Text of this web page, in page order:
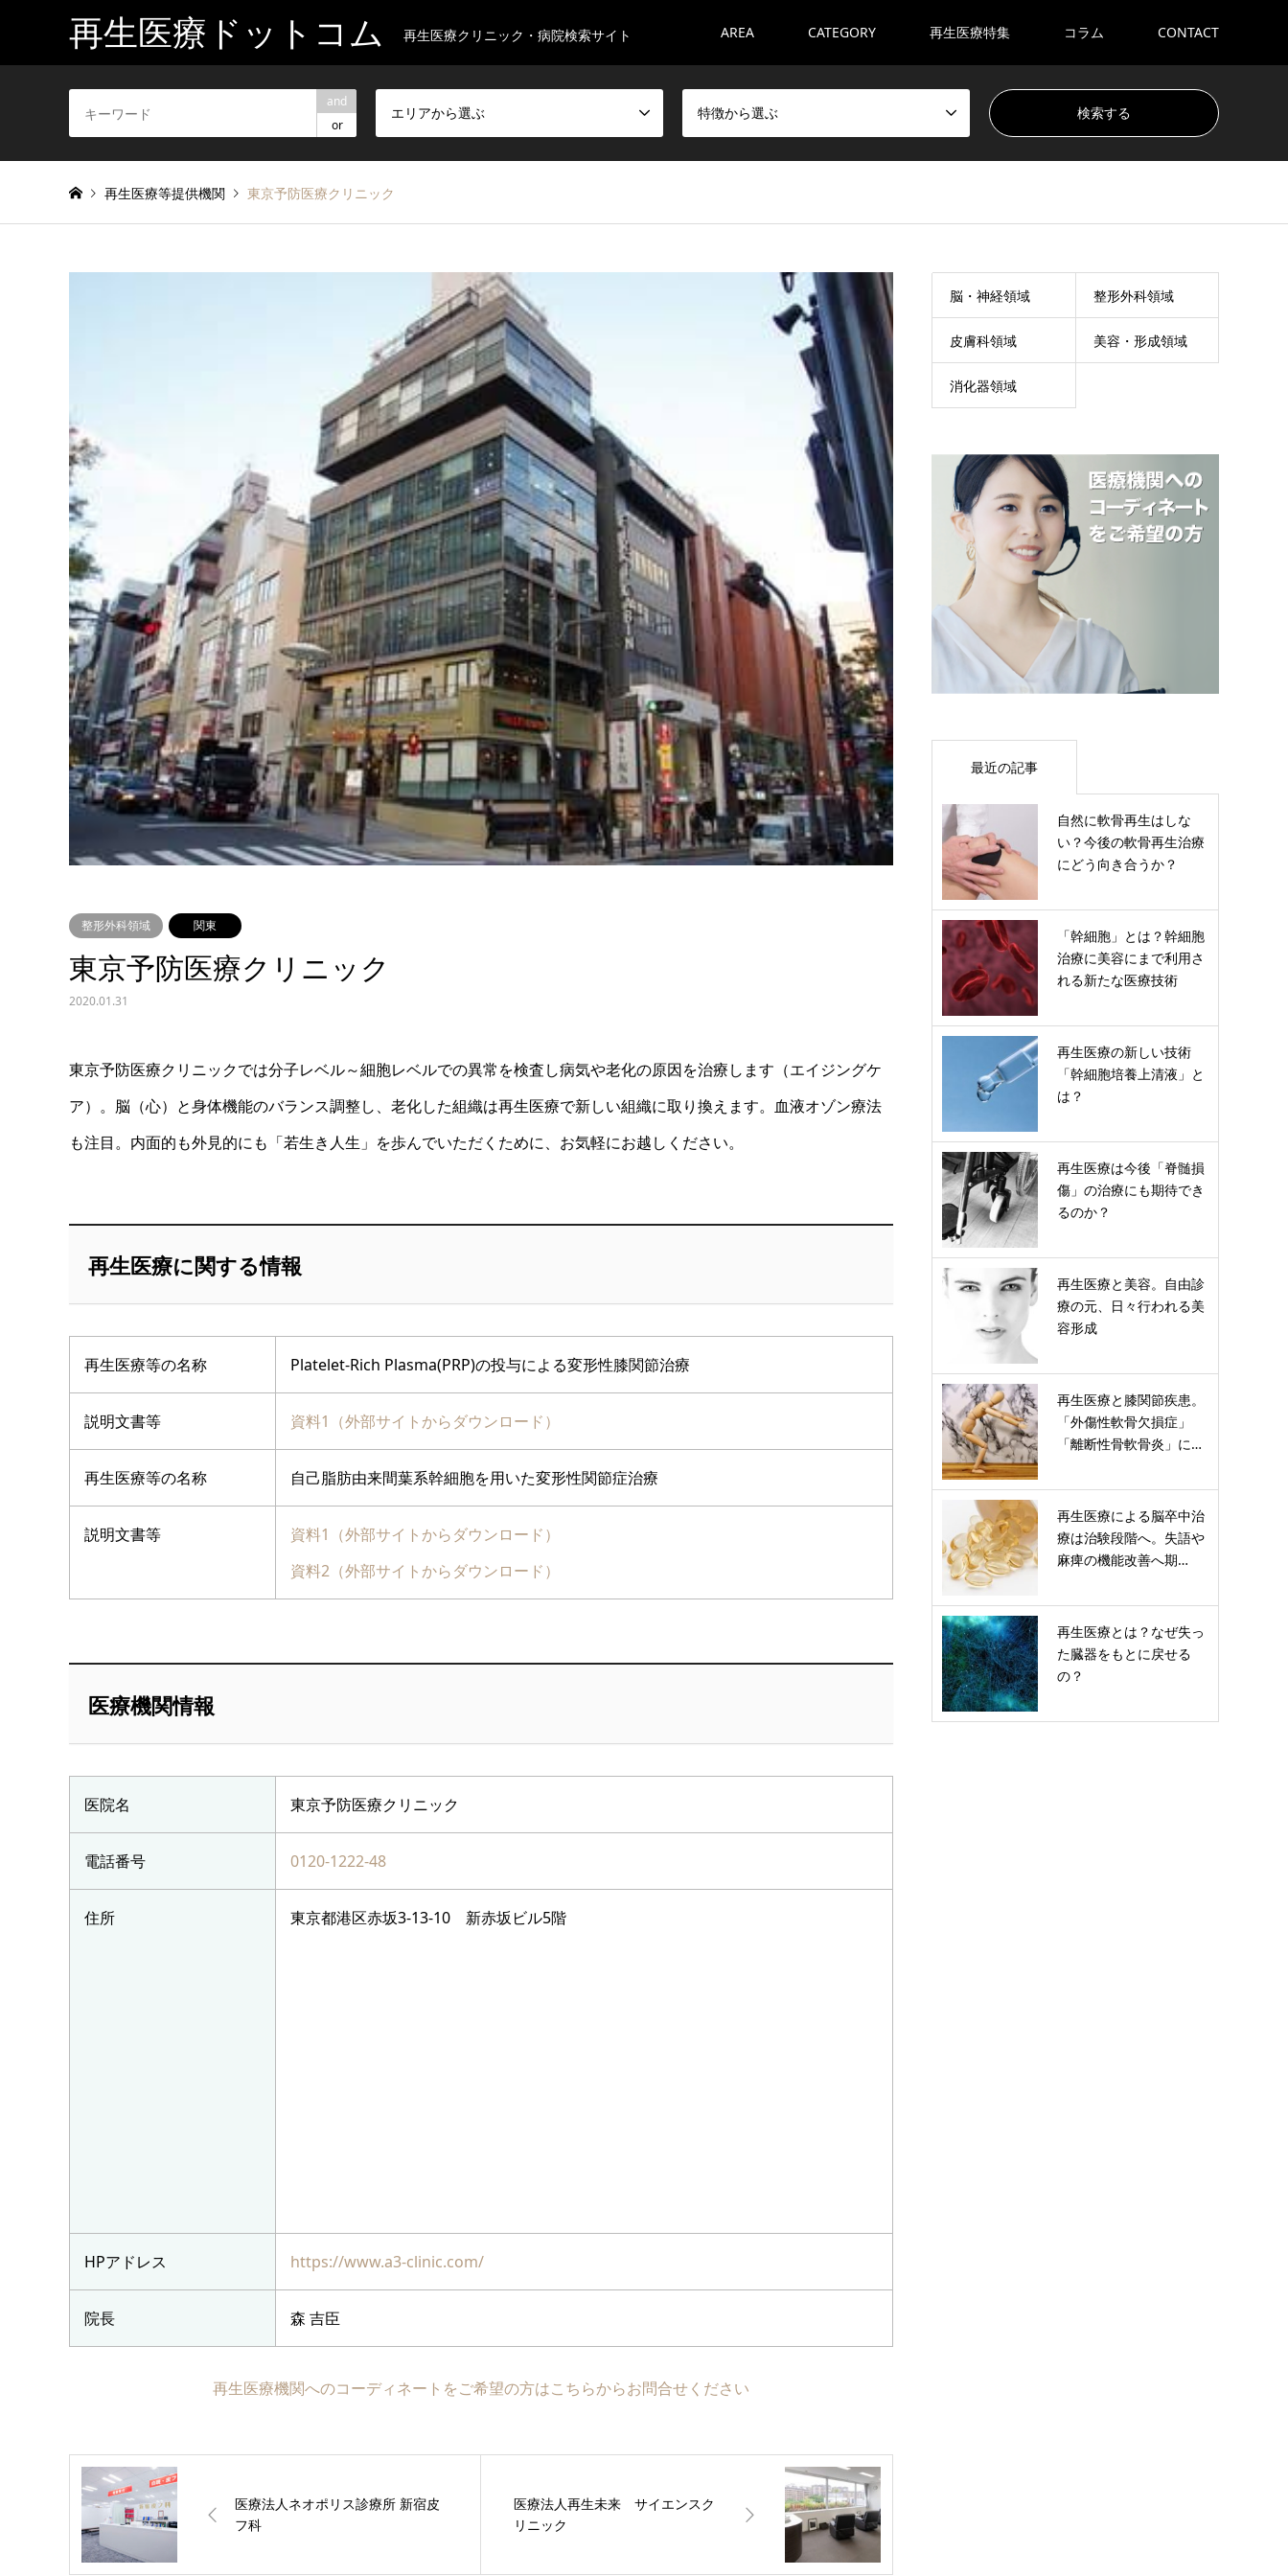
再生医療ドットコム 再生医療クリニック・病院検索サイト AREA CATEGORY 再生医療特集 コラム CONTACT
and
or
エリアから選ぶ 特徴から選ぶ
再生医療等提供機関 東京予防医療クリニック
整形外科領域 関東
東京予防医療クリニック
2020.01.31
東京予防医療クリニックでは分子レベル～細胞レベルでの異常を検査し病気や老化の原因を治療します（エイジングケ
ア）。脳（心）と身体機能のバランス調整し、老化した組織は再生医療で新しい組織に取り換えます。血液オゾン療法
も注目。内面的も外見的にも「若生き人生」を歩んでいただくために、お気軽にお越しください。
再生医療に関する情報
再生医療等の名称 Platelet-Rich Plasma(PRP)の投与による変形性膝関節治療
説明文書等 資料1（外部サイトからダウンロード）
再生医療等の名称 自己脂肪由来間葉系幹細胞を用いた変形性関節症治療
説明文書等
資料1（外部サイトからダウンロード）
資料2（外部サイトからダウンロード）
医療機関情報
医院名 東京予防医療クリニック
電話番号 0120-1222-48
住所 東京都港区赤坂3-13-10 新赤坂ビル5階
HPアドレス https://www.a3-clinic.com/
院長 森 吉臣
再生医療機関へのコーディネートをご希望の方はこちらからお問合せください
医療法人ネオポリス診療所 新宿皮
フ科
医療法人再生未来 サイエンスク
リニック
脳・神経領域 整形外科領域
皮膚科領域 美容・形成領域
消化器領域
最近の記事
自然に軟骨再生はしな
い？今後の軟骨再生治療
にどう向き合うか？
「幹細胞」とは？幹細胞
治療に美容にまで利用さ
れる新たな医療技術
再生医療の新しい技術
「幹細胞培養上清液」と
は？
再生医療は今後「脊髄損
傷」の治療にも期待でき
るのか？
再生医療と美容。自由診
療の元、日々行われる美
容形成
再生医療と膝関節疾患。
「外傷性軟骨欠損症」
「離断性骨軟骨炎」に…
再生医療による脳卒中治
療は治験段階へ。失語や
麻痺の機能改善へ期…
再生医療とは？なぜ失っ
た臓器をもとに戻せる
の？